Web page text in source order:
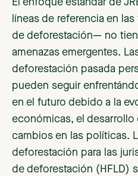
El enfoque estándar de
líneas de referencia en
de deforestación— no
amenazas emergentes.
deforestación pasada
pueden seguir
en el futuro debido a la
económicas, el
cambios en las políticas.
deforestación para las
de deforestación (HFLD)